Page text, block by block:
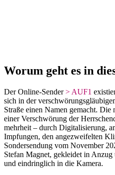
Worum geht es in
Der Online-Sender> AUF1
sich in der
Straße einen Namen gemacht. Die
einer Verschwörung der
mehrheit – durch Digita­li­sierung,
Impfungen, den angezwei­felten
Sonder­sendung vom November
Stefan Magnet, gekleidet in
und eindringlich in die Kamera.